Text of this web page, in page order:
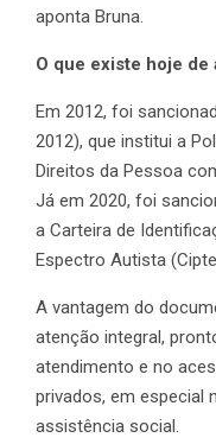
aponta Bruna.
O que existe hoje de
Em 2012, foi
2012), que institui a
Direitos da Pessoa
Já em 2020, foi
a Carteira de
Espectro Autista
A vantagem do
atenção integral,
atendimento e no
privados, em especial
assistência social.